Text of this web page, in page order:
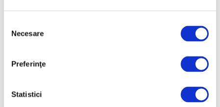
consimțământului
Necesare
Preferinţe
Statistici
interbelic – Recuperare istorică
după mai bine de 80 de ani